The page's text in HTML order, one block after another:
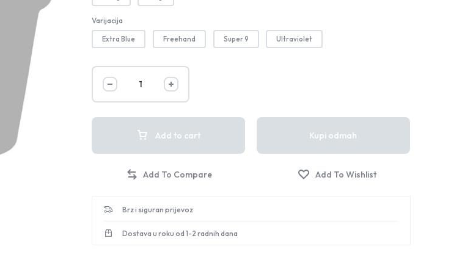
Varijacija
Extra Blue Freehand Super 9 Ultraviolet
Add to cart Kupi odmah
Brz i siguran prijevoz
Dostava u roku od 1-2 radnih dana